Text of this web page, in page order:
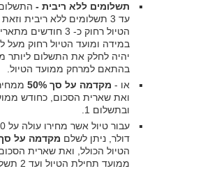
תשלומים ללא ריבית -
עד 3 תשלומים ללא ריבית
הטיול רחוק כ- 3 חודשים מתאריך ההרשמה.
בהתאם למרחק ממועד הטיול.
או - מקדמה על סך 50%
ואת שארית הסכום, כחודש
ובתשלום 1.
דולר, ניתן לשלם מקדמה על סך
הטיול הכולל, ואת שארית
ממועד תחילת הטיול ועד 2 תשלומים.